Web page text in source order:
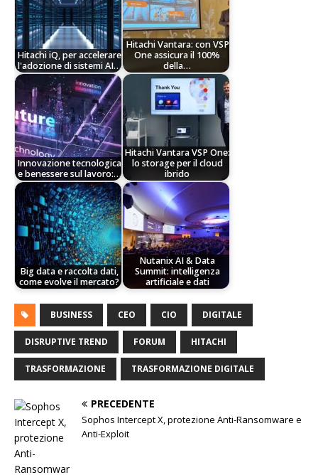
Hitachi iQ, per accelerare
l'adozione di sistemi AI…
Hitachi Vantara: con VSP
One assicura il 100%
della…
Innovazione tecnologica
e benessere sul lavoro:…
Hitachi Vantara VSP One:
lo storage per il cloud
ibrido
Big data e raccolta dati,
come evolve il mercato?
Nutanix AI & Data
Summit: intelligenza
artificiale e dati
BUSINESS CEO CIO DIGITALE
DISRUPTIVE TREND FORUM HITACHI
TRASFORMAZIONE TRASFORMAZIONE DIGITALE
PRECEDENTE
Sophos Intercept X, protezione Anti-Ransomware e
Anti-Exploit